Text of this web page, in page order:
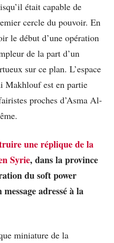
était capable de
cercle du pouvoir. En
le début d’une opération
de la part d’un
sur ce plan. L’espace
Makhlouf est en partie
proches d’Asma Al-
une réplique de la
Syrie, dans la province
du soft power
adressé à la
miniature de la